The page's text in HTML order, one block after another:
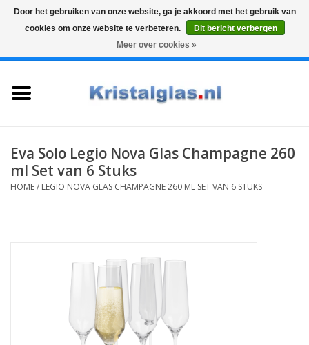
Graveren
Karaffen
Glas graveren
Eva Solo Legio Nova Glas Champagne 260
ml Set van 6 Stuks
HOME/ LEGIO NOVA GLAS CHAMPAGNE 260 ML SET VAN 6 STUKS
Door het gebruiken van onze website, ga je akkoord met het gebruik van
cookies om onze website te verbeteren.
Dit bericht verbergen
Meer over cookies »